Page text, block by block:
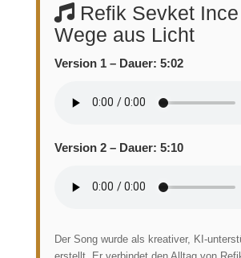
Refik Sevket
Wege aus Licht
Version 1 – Dauer: 5:02
Version 2 – Dauer: 5:10
Der Song wurde als kreativer, KI-
erstellt. Er verbindet den Alltag von